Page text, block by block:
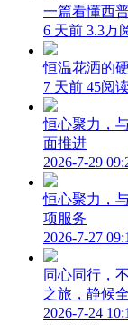
一篇看懂西
6 天前 3.3万
恒温花洒的
7 天前 45阅
恒心聚力，
面推进
2026-7-29
恒心聚力，
项服务
2026-7-27
同心同行，
之旅，静候
2026-7-24